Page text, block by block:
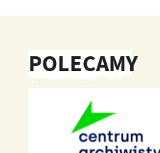
POLECAMY